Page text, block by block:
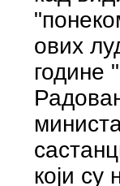
ових
године
који